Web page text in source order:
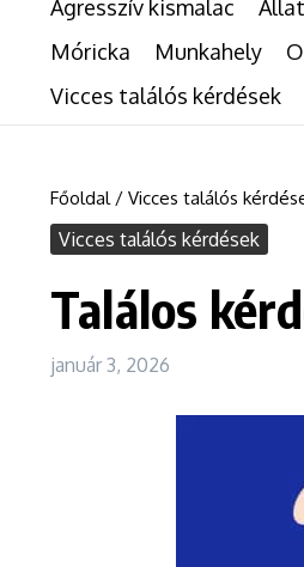
Agresszív kismalac
Móricka
Munkahely
Vicces találós kérdések
Főoldal/ Vicces találós
Vicces találós kérdések
Találos
január 3, 2026